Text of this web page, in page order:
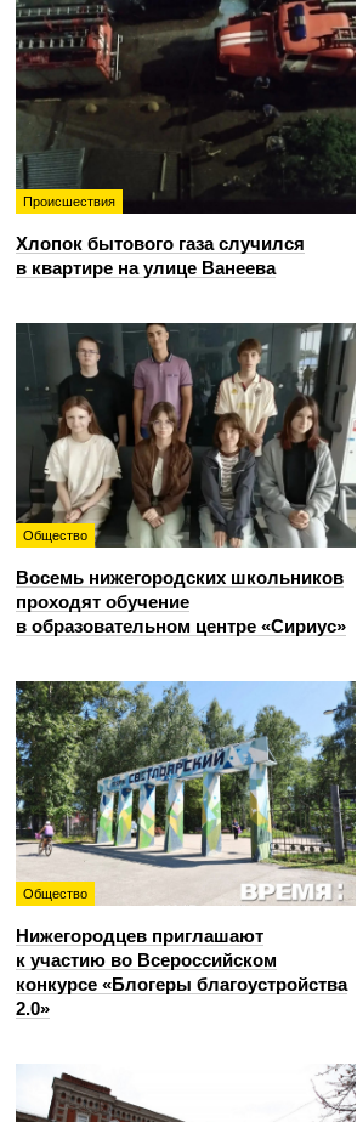
Происшествия
Хлопок бытового газа случился
в квартире на улице Ванеева
Общество
Восемь нижегородских школьников
проходят обучение
в образовательном центре «Сириус»
Общество
Нижегородцев приглашают
к участию во Всероссийском
конкурсе «Блогеры благоустройства
2.0»